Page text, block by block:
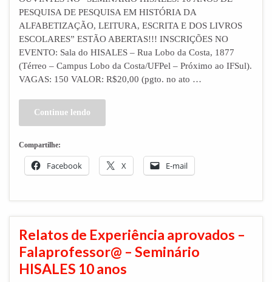
PESQUISA DE PESQUISA EM HISTÓRIA DA
ALFABETIZAÇÃO, LEITURA, ESCRITA E DOS LIVROS
ESCOLARES” ESTÃO ABERTAS!!! INSCRIÇÕES NO
EVENTO: Sala do HISALES – Rua Lobo da Costa, 1877
(Térreo – Campus Lobo da Costa/UFPel – Próximo ao IFSul).
VAGAS: 150 VALOR: R$20,00 (pgto. no ato …
Continue lendo
Compartilhe:
Facebook X E-mail
Relatos de Experiência aprovados –
Falaprofessor@ – Seminário
HISALES 10 anos